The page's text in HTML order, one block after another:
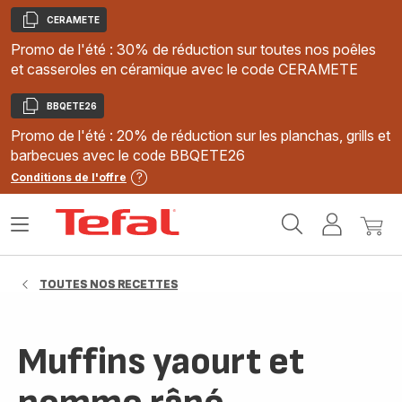
Copier
CERAMETE
Promo de l'été : 30% de réduction sur toutes nos poêles
et casseroles en céramique avec le code CERAMETE
Copier
BBQETE26
Promo de l'été : 20% de réduction sur les planchas, grills et
barbecues avec le code BBQETE26
Conditions de l'offre
MonMon
Ouvrir
TOUTES NOS RECETTES
Muffins yaourt et